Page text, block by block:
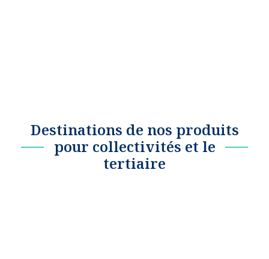
Destinations de nos produits
pour collectivités et le
tertiaire